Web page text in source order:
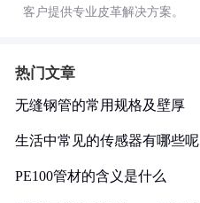
客户提供专业皮革解决方案。
热门文章
无缝钢管的常用规格及壁厚
生活中常见的传感器有哪些呢
PE100管材的含义是什么